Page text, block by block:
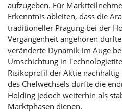
aufzugeben. Für
Erkenntnis ableiten, dass die
traditioneller Prägung bei der
Vergangenheit angehören
veränderte Dynamik im Auge
Umschichtung in
Risikoprofil der Aktie
des Chefwechsels dürfte die
Holding jedoch weiterhin als
Marktphasen dienen.